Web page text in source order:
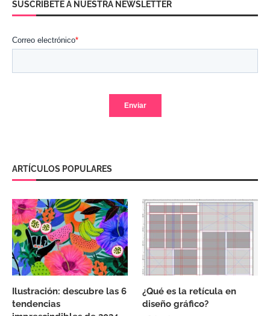
SUSCRÍBETE A NUESTRA NEWSLETTER
ARTÍCULOS POPULARES
Ilustración: descubre las 6
tendencias
¿Qué es la retícula en
diseño gráfico?